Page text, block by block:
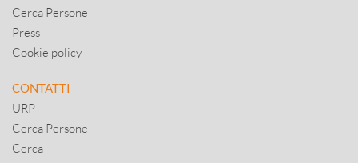
Cerca Persone
Press
Cookie policy
CONTATTI
URP
Cerca Persone
Cerca